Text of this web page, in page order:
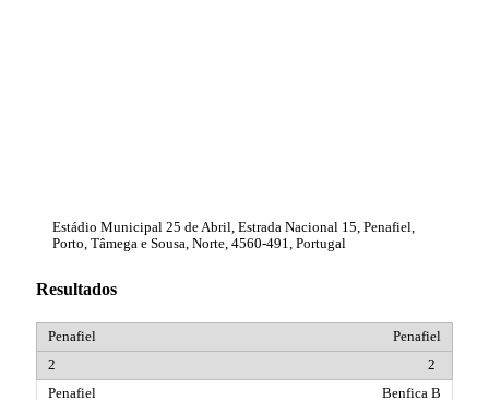
Estádio Municipal 25 de Abril, Estrada Nacional 15, Penafiel,
Porto, Tâmega e Sousa, Norte, 4560-491, Portugal
Resultados
Penafiel
2
Benfica B